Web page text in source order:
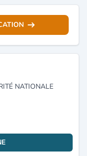
NATIONALE